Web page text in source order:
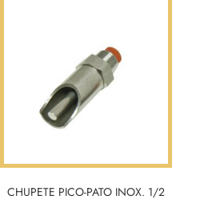
CHUPETE PICO-PATO INOX. 1/2